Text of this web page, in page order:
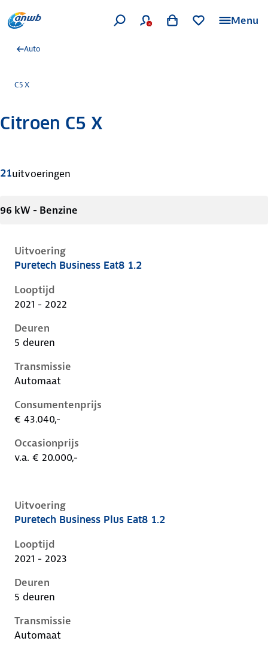
Menu
Auto
C5 X
Citroen C5 X
21uitvoeringen
96 kW - Benzine
Uitvoering
Citroen C5 X i, 1.2, 96 kW, Benzine, 5 deuren
Puretech Business Eat8 1.2
Looptijd
2021 - 2022
Deuren
5 deuren
Transmissie
Automaat
Consumentenprijs
€ 43.040,-
Occasionprijs
v.a. € 20.000,-
Uitvoering
Citroen C5 X i, 1.2, 96 kW, Benzine, 5 deuren
Puretech Business Plus Eat8 1.2
Looptijd
2021 - 2023
Deuren
5 deuren
Transmissie
Automaat